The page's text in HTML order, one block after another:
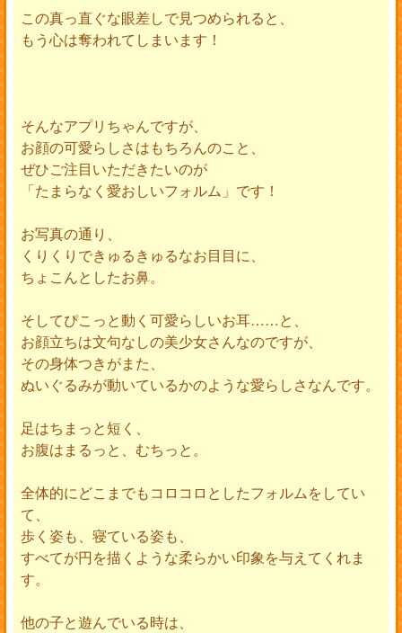
この真っ直ぐな眼差しで見つめられると、
もう心は奪われてしまいます！
そんなアプリちゃんですが、
お顔の可愛らしさはもちろんのこと、
ぜひご注目いただきたいのが
「たまらなく愛おしいフォルム」です！
お写真の通り、
くりくりできゅるきゅるなお目目に、
ちょこんとしたお鼻。
そしてぴこっと動く可愛らしいお耳……と、
お顔立ちは文句なしの美少女さんなのですが、
その身体つきがまた、
ぬいぐるみが動いているかのような愛らしさなんです。
足はちまっと短く、
お腹はまるっと、むちっと。
全体的にどこまでもコロコロとしたフォルムをしてい
て、
歩く姿も、寝ている姿も、
すべてが円を描くような柔らかい印象を与えてくれま
す。
他の子と遊んでいる時は、